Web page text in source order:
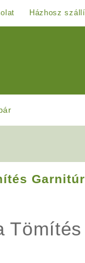
Házhosz
Tömítés